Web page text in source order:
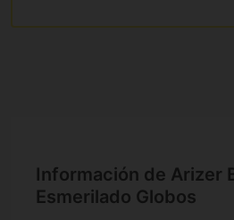
Información de Arizer
Esmerilado Globos